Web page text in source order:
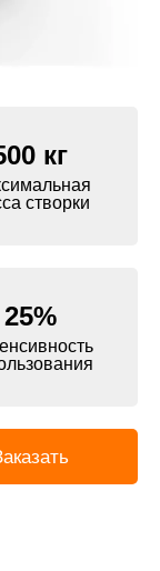
кг
створки
25%